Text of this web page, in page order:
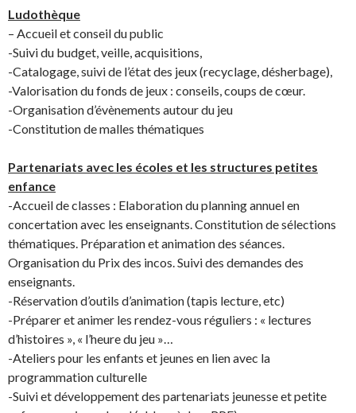
Ludothèque
– Accueil et conseil du public
-Suivi du budget, veille, acquisitions,
-Catalogage, suivi de l’état des jeux (recyclage, désherbage),
-Valorisation du fonds de jeux : conseils, coups de cœur.
-Organisation d’évènements autour du jeu
-Constitution de malles thématiques
Partenariats avec les écoles et les structures petites
enfance
-Accueil de classes : Elaboration du planning annuel en
concertation avec les enseignants. Constitution de sélections
thématiques. Préparation et animation des séances.
Organisation du Prix des incos. Suivi des demandes des
enseignants.
-Réservation d’outils d’animation (tapis lecture, etc)
-Préparer et animer les rendez-vous réguliers : « lectures
d’histoires », « l’heure du jeu »…
-Ateliers pour les enfants et jeunes en lien avec la
programmation culturelle
-Suivi et développement des partenariats jeunesse et petite